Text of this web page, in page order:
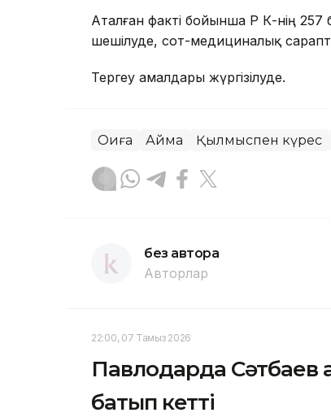
Аталған факті бойынша ҚР ҚК-нің
шешілуде, сот-медициналық
Тергеу амалдары жүргізілуде.
Оқиға Аймақ Қылмыспен күрес
без автора
Авторлар
22:00, 07 Тамыз 2026
Павлодарда Сәтбаев
батып кетті